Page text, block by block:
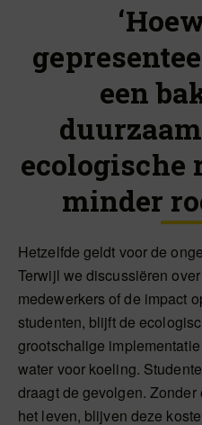
een
minder
Hetzelfde geldt voor de
Terwijl we discussiëren
medewerkers of de impact
studenten, blijft de
grootschalige
water voor koeling.
draagt de gevolgen.
het leven, blijven deze